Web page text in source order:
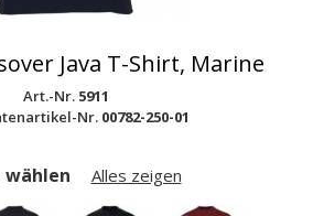
Java T-Shirt, Marine
Art.-Nr. 5911
Nr. 00782-250-01
wählen Alles zeigen